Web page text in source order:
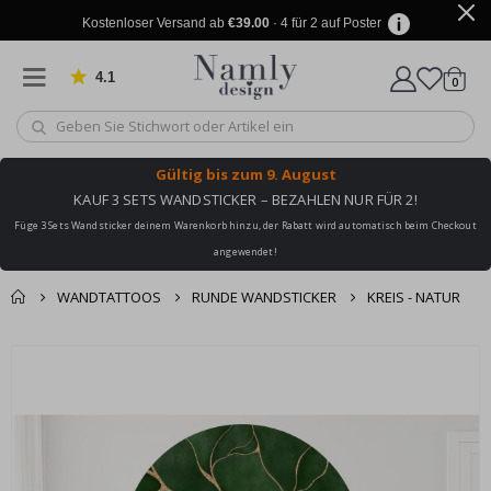
Kostenloser Versand ab €39.00· 4 für 2 auf Poster
4.1 von 1029 Bewertungen
Wagen
0
Gültig bis zum 9. August
KAUF 3 SETS WANDSTICKER – BEZAHLEN NUR FÜR 2!
Füge 3 Sets Wandsticker deinem Warenkorb hinzu, der Rabatt wird automatisch beim Checkout
angewendet!
WANDTATTOOS RUNDE WANDSTICKER KREIS - NATUR